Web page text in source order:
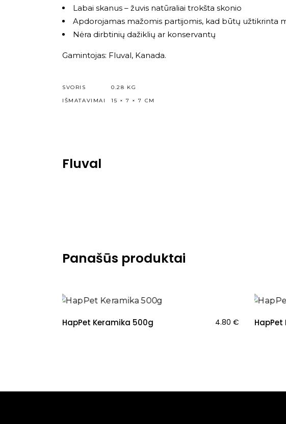
Labai skanus – žuvis natūraliai trokšta skonio
Apdorojamas mažomis partijomis, kad būtų užtikrinta
Nėra dirbtinių dažiklių ar konservantų
Gamintojas: Fluval, Kanada.
SVORIS
0.28 KG
IŠMATAVIMAI
15 × 7 × 7 CM
Fluval
Panašūs produktai
HapPet Keramika 500g 4.80 € HapPet